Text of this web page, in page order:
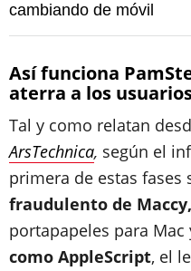
cambiando de móvil
Así funciona
aterra a los
Tal y como relatan
ArsTechnica, según el
primera de estas fases
fraudulento de Maccy,
portapapeles para Mac
como AppleScript, el